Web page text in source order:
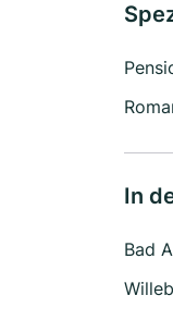
In
Bad